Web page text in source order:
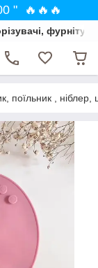
" 🔥🔥🔥
поїльник , ніблер,